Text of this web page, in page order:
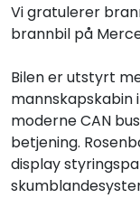
Vi gratulerer
brannbil på
Bilen er utstyrt
moderne CAN
betjening.
display